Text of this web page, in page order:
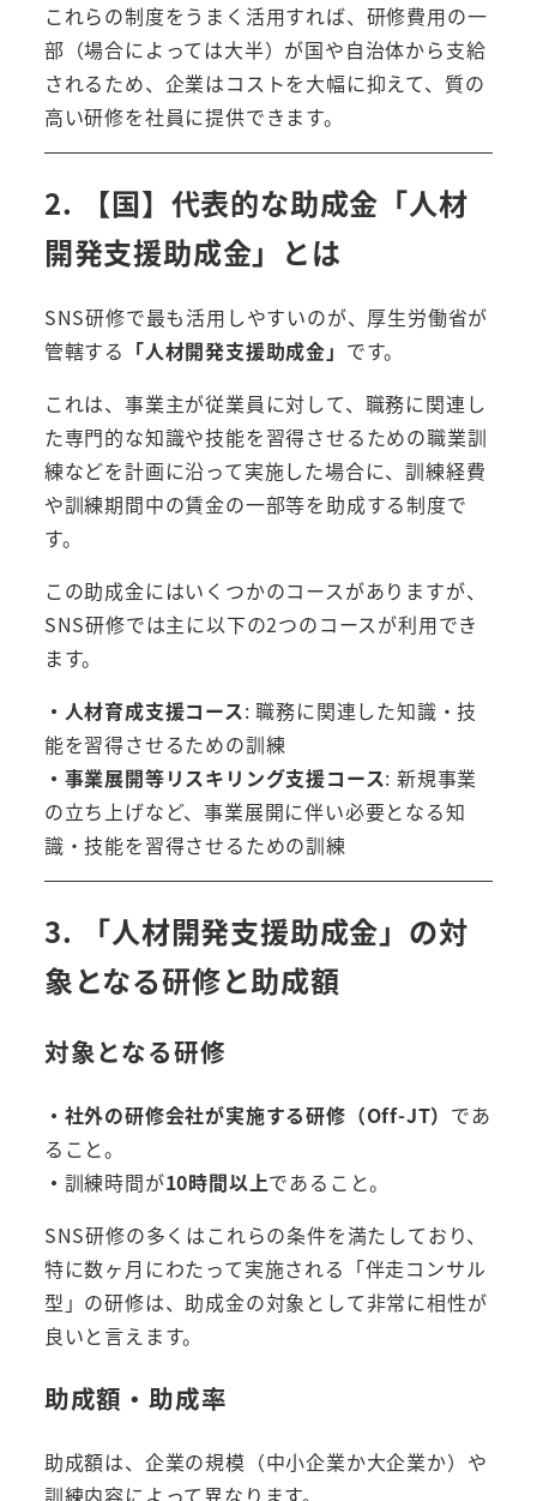
これらの制度をうまく活用すれば、研修費用の一
部（場合によっては大半）が国や自治体から支給
されるため、企業はコストを大幅に抑えて、質の
高い研修を社員に提供できます。
2. 【国】代表的な助成金「人材
開発支援助成金」とは
SNS研修で最も活用しやすいのが、厚生労働省が
管轄する 「人材開発支援助成金」 です。
これは、事業主が従業員に対して、職務に関連し
た専門的な知識や技能を習得させるための職業訓
練などを計画に沿って実施した場合に、訓練経費
や訓練期間中の賃金の一部等を助成する制度で
す。
この助成金にはいくつかのコースがありますが、
SNS研修では主に以下の2つのコースが利用でき
ます。
・人材育成支援コース: 職務に関連した知識・技
能を習得させるための訓練
・事業展開等リスキリング支援コース: 新規事業
の立ち上げなど、事業展開に伴い必要となる知
識・技能を習得させるための訓練
3. 「人材開発支援助成金」の対
象となる研修と助成額
対象となる研修
・社外の研修会社が実施する研修（Off-JT） であ
ること。
・ 訓練時間が10時間以上であること。
SNS研修の多くはこれらの条件を満たしており、
特に数ヶ月にわたって実施される「伴走コンサル
型」の研修は、助成金の対象として非常に相性が
良いと言えます。
助成額・助成率
助成額は、企業の規模（中小企業か大企業か）や
訓練内容によって異なります。